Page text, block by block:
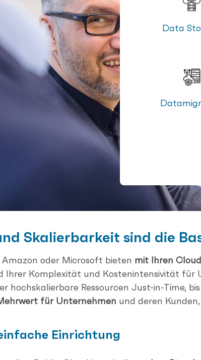
Data
Skalierbarkeit sind die
oder Microsoft bieten mit Ihren
Ihrer Komplexität und Kostenintensivität für
hochskalierbare Ressourcen Just-in-Time,
für Unternehmen und deren
Einrichtung